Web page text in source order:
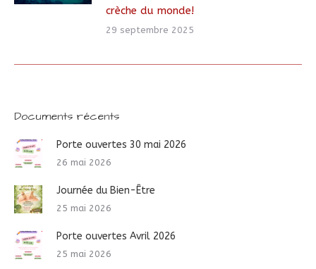
crèche du monde!
29 septembre 2025
Documents récents
Porte ouvertes 30 mai 2026
26 mai 2026
Journée du Bien-Être
25 mai 2026
Porte ouvertes Avril 2026
25 mai 2026